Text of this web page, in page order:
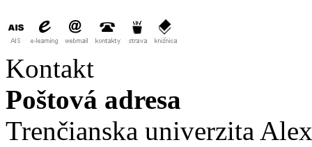
Kontakt
Poštová adresa
Trenčianska univerzita